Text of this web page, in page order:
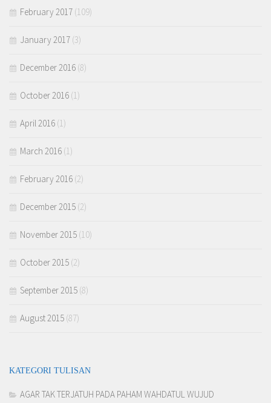
February 2017 (109)
January 2017 (3)
December 2016 (8)
October 2016 (1)
April 2016 (1)
March 2016 (1)
February 2016 (2)
December 2015 (2)
November 2015 (10)
October 2015 (2)
September 2015 (8)
August 2015 (87)
KATEGORI TULISAN
AGAR TAK TERJATUH PADA PAHAM WAHDATUL WUJUD